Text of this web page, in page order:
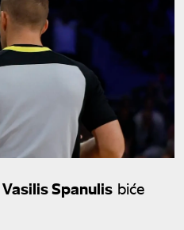
Vasilis Spanulis biće